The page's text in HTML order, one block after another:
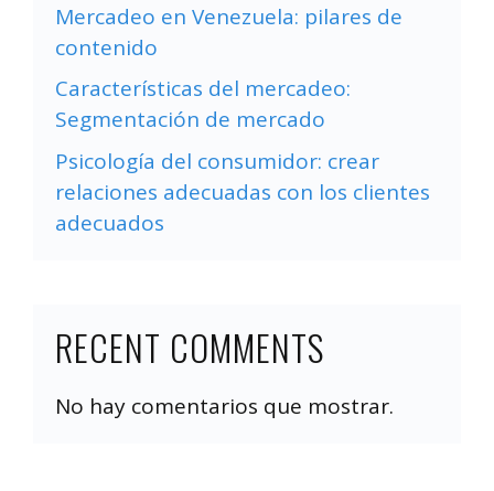
Mercadeo en Venezuela: pilares de
contenido
Características del mercadeo:
Segmentación de mercado
Psicología del consumidor: crear
relaciones adecuadas con los clientes
adecuados
RECENT COMMENTS
No hay comentarios que mostrar.